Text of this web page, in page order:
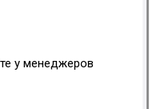
у менеджеров